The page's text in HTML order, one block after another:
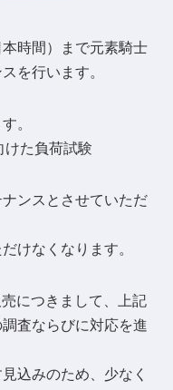
本時間）まで元素騎士
を行います。
。
けた負荷試験
ンスとさせていただ
けなくなります。
につきまして、上記
査ならびに対応を進
込みのため、少なく